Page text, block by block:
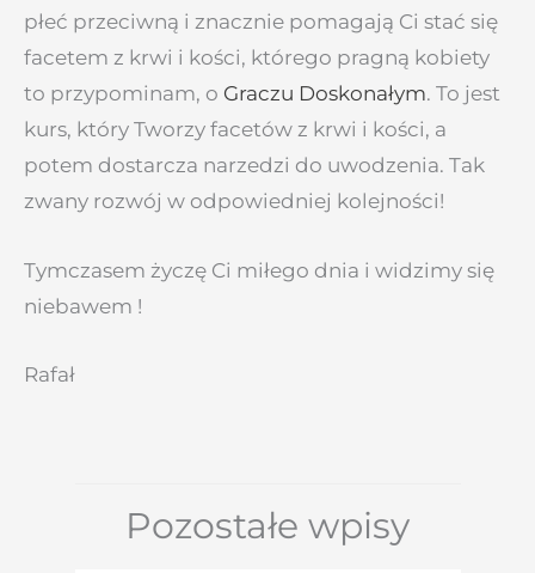
płeć przeciwną i znacznie pomagają Ci stać się
facetem z krwi i kości, którego pragną kobiety
to przypominam, o Graczu Doskonałym. To jest
kurs, który Tworzy facetów z krwi i kości, a
potem dostarcza narzedzi do uwodzenia. Tak
zwany rozwój w odpowiedniej kolejności!
Tymczasem życzę Ci miłego dnia i widzimy się
niebawem !
Rafał
Pozostałe wpisy